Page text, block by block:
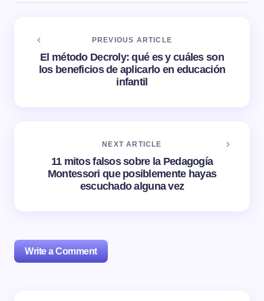
PREVIOUS ARTICLE
El método Decroly: qué es y cuáles son
los beneficios de aplicarlo en educación
infantil
NEXT ARTICLE
11 mitos falsos sobre la Pedagogía
Montessori que posiblemente hayas
escuchado alguna vez
Write a Comment